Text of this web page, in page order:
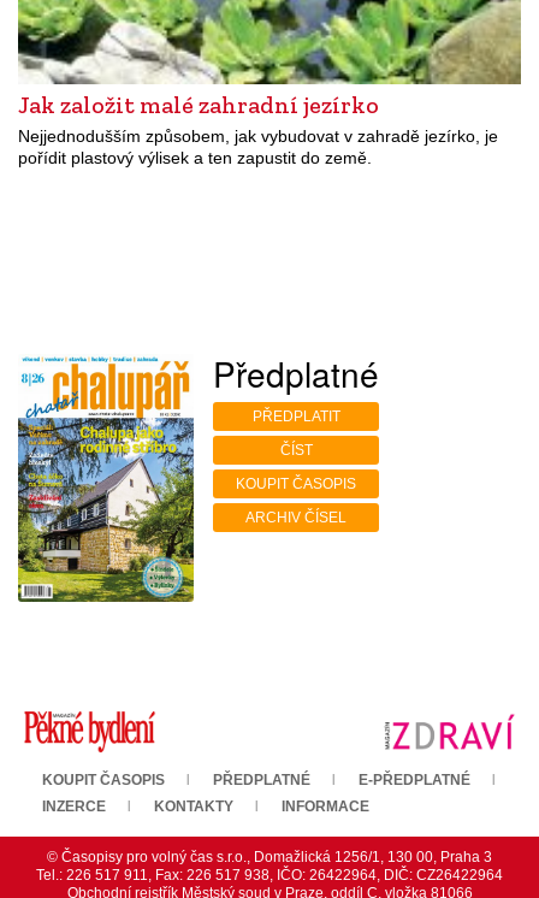
Jak založit malé zahradní jezírko
Nejjednodušším způsobem, jak vybudovat v zahradě jezírko, je
pořídit plastový výlisek a ten zapustit do země.
Předplatné
PŘEDPLATIT
ČÍST
KOUPIT ČASOPIS
ARCHIV ČÍSEL
KOUPIT ČASOPIS PŘEDPLATNÉ
E-PŘEDPLATNÉ
INZERCE
KONTAKTY INFORMACE
© Časopisy pro volný čas s.r.o., Domažlická 1256/1, 130 00, Praha 3
Tel.: 226 517 911, Fax: 226 517 938, IČO: 26422964, DIČ: CZ26422964
Obchodní rejstřík Městský soud v Praze, oddíl C, vložka 81066